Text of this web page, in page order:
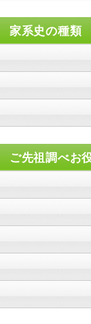
家系史の種類
ご先祖調べお